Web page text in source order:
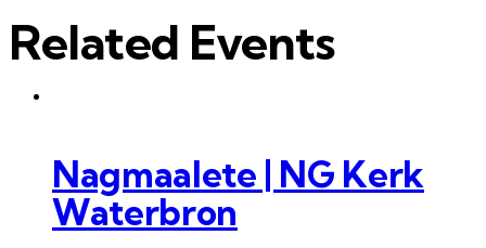
Related Events
Nagmaalete | NG Kerk
Waterbron